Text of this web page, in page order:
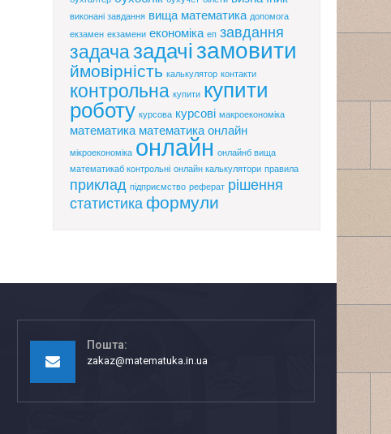
виконані завдання вища математика допомога
екзамен екзамени економіка еп завдання
задачазадачі замовити
ймовірність калькулятор контакти
контрольна купити купити
роботу курсова курсові макроекономіка
математика математика онлайн
мікроекономіка онлайн онлайнб вища
математикаб контрольні онлайн калькулятори правила
приклад підприємство реферат рішення
статистика формули
Пошта:
zakaz@matematuka.in.ua